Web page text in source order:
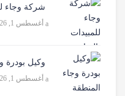
شركة وجاء
أغسطس 1, 2026
وكيل بودرة
أغسطس 1, 2026